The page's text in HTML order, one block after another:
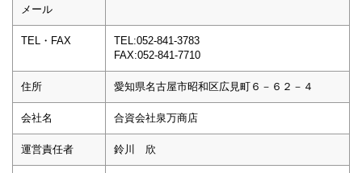
メール
TEL・FAX
TEL:052-841-3783
FAX:052-841-7710
住所 愛知県名古屋市昭和区広見町６－６２－４
会社名 合資会社泉万商店
運営責任者 鈴川 欣